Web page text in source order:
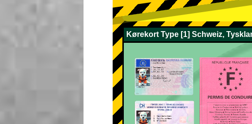
Kørekort Type [1] Schweiz,